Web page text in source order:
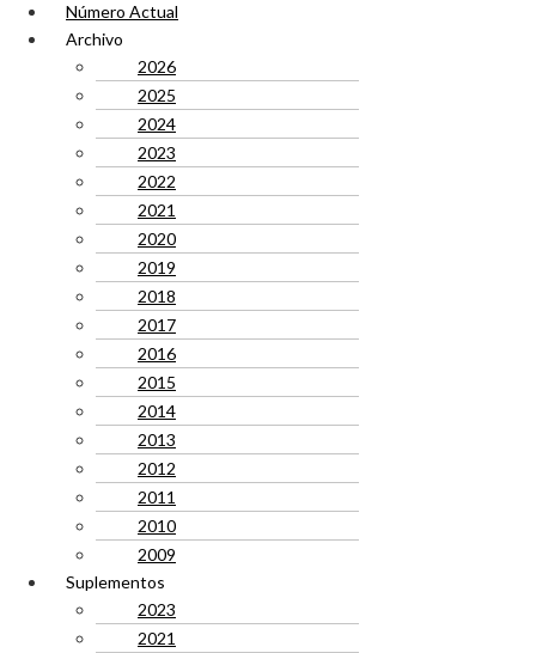
Número Actual
Archivo
2026
2025
2024
2023
2022
2021
2020
2019
2018
2017
2016
2015
2014
2013
2012
2011
2010
2009
Suplementos
2023
2021